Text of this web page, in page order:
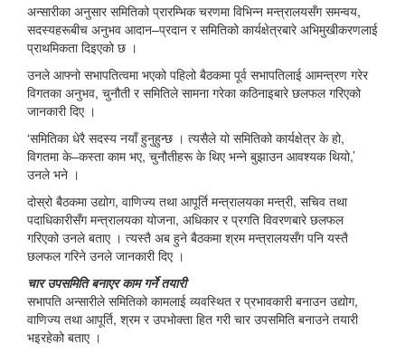
अन्सारीका अनुसार समितिको प्रारम्भिक चरणमा विभिन्न मन्त्रालयसँग समन्वय,
सदस्यहरूबीच अनुभव आदान–प्रदान र समितिको कार्यक्षेत्रबारे अभिमुखीकरणलाई
प्राथमिकता दिइएको छ ।
उनले आफ्नो सभापतित्वमा भएको पहिलो बैठकमा पूर्व सभापतिलाई आमन्त्रण गरेर
विगतका अनुभव, चुनौती र समितिले सामना गरेका कठिनाइबारे छलफल गरिएको
जानकारी दिए ।
‘समितिका धेरै सदस्य नयाँ हुनुहुन्छ । त्यसैले यो समितिको कार्यक्षेत्र के हो,
विगतमा के–कस्ता काम भए, चुनौतीहरू के थिए भन्ने बुझाउन आवश्यक थियो,’
उनले भने ।
दोस्रो बैठकमा उद्योग, वाणिज्य तथा आपूर्ति मन्त्रालयका मन्त्री, सचिव तथा
पदाधिकारीसँग मन्त्रालयका योजना, अधिकार र प्रगति विवरणबारे छलफल
गरिएको उनले बताए । त्यस्तै अब हुने बैठकमा श्रम मन्त्रालयसँग पनि यस्तै
छलफल गरिने उनले जानकारी दिए ।
चार उपसमिति बनाएर काम गर्ने तयारी
सभापति अन्सारीले समितिको कामलाई व्यवस्थित र प्रभावकारी बनाउन उद्योग,
वाणिज्य तथा आपूर्ति, श्रम र उपभोक्ता हित गरी चार उपसमिति बनाउने तयारी
भइरहेको बताए ।